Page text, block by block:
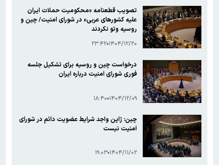
جزئیات جدید از انتقال نجومی گزینه پرسپولیس به نساجی
پاسخ منفی پورعلی‌گنجی به پیشنهاد منصوریان/مدافع پرسپولیس لژیونر
می‌شود
تصویب قطعنامه «محکومیت حملات ایران
علیه کشورهای عربی» در شورای امنیت/ چین و
روسیه وتو نکردند
۱۴۰۴/۱۲/۲۰ ۲۳:۴۲
درخواست چین و روسیه برای تشکیل جلسه
فوری شورای امنیت درباره ایران
۱۴۰۴/۱۲/۰۹ ۱۸:۴۰
چین: ژاپن واجد شرایط عضویت دائم در شورای
امنیت نیست
۱۴۰۴/۱۱/۰۲ ۱۹:۰۳